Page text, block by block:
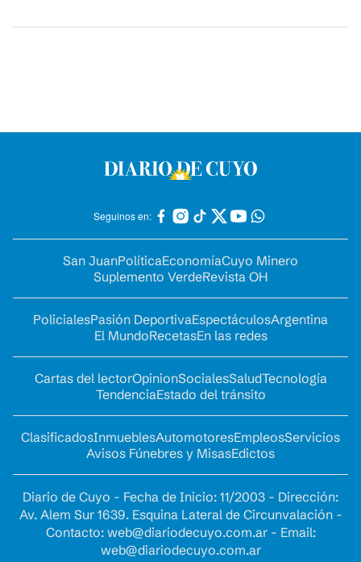
Seguinos en:
San JuanPolíticaEconomíaCuyo Minero
Suplemento VerdeRevista OH
PolicialesPasión DeportivaEspectáculosArgentina
El MundoRecetasEn las redes
Cartas del lectorOpinionSocialesSaludTecnología
TendenciaEstado del tránsito
ClasificadosInmueblesAutomotoresEmpleosServicios
Avisos Fúnebres y MisasEdictos
Diario de Cuyo - Fecha de Inicio: 11/2003 - Dirección:
Av. Alem Sur 1639. Esquina Lateral de Circunvalación -
Contacto: web@diariodecuyo.com.ar- Email:
web@diariodecuyo.com.ar